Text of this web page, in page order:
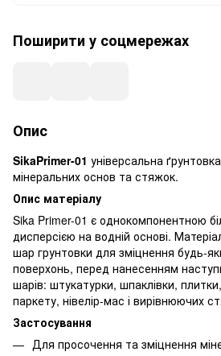
Поширити у соцмережах
Опис
SikaPrimer-01 універсальна
мінеральних основ та стяжок.
Опис матеріалу
Sika Primer-01 є однокомпонентною
дисперсією на водній основі.
шар грунтовки для зміцнення будь-
поверхонь, перед нанесенням
шарів: штукатурки, шпаклівки,
паркету, нівелір-мас і вирівнюючих
Застосування
Для просочення та зміцнення